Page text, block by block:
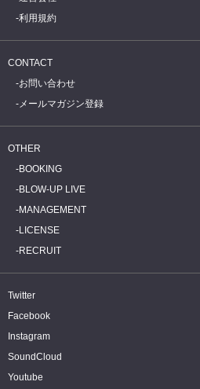
利用規約
CONTACT
お問い合わせ
メールマガジン登録
OTHER
BOOKING
BLOW-UP LIVE
MANAGEMENT
LICENSE
RECRUIT
Twitter
Facebook
Instagram
SoundCloud
Youtube